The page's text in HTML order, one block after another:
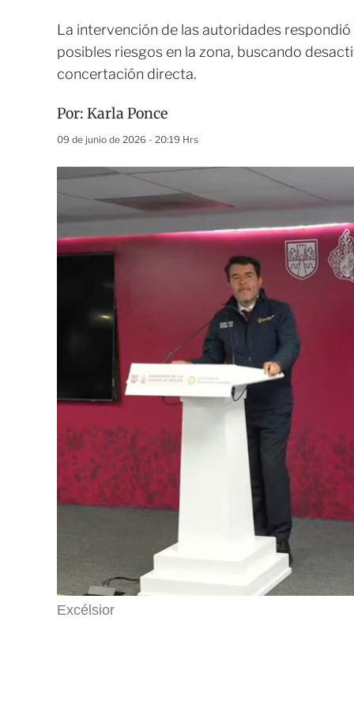
La intervención de las autoridades
posibles riesgos en la zona, buscando
concertación directa.
Por: Karla Ponce
09 de junio de 2026 - 20:19 Hrs
Excélsior